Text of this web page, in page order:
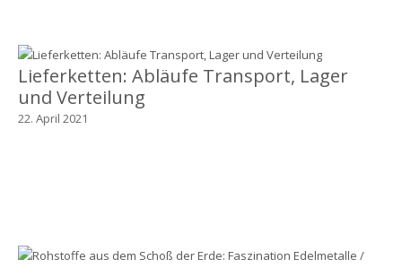
Lieferketten: Abläufe Transport, Lager
und Verteilung
22. April 2021